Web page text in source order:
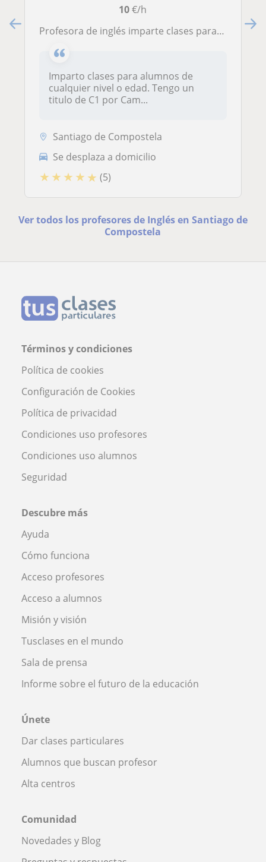
10€/h
Profesora de inglés imparte clases para niños de todas las edades
Imparto clases para alumnos de
cualquier nivel o edad. Tengo un
titulo de C1 por Cam...
Santiago de Compostela
Se desplaza a domicilio
★ ★ ★ ★ ★ (5)
Ver todos los profesores de Inglés en Santiago de
Compostela
Términos y condiciones
Política de cookies
Configuración de Cookies
Política de privacidad
Condiciones uso profesores
Condiciones uso alumnos
Seguridad
Descubre más
Ayuda
Cómo funciona
Acceso profesores
Acceso a alumnos
Misión y visión
Tusclases en el mundo
Sala de prensa
Informe sobre el futuro de la educación
Únete
Dar clases particulares
Alumnos que buscan profesor
Alta centros
Comunidad
Novedades y Blog